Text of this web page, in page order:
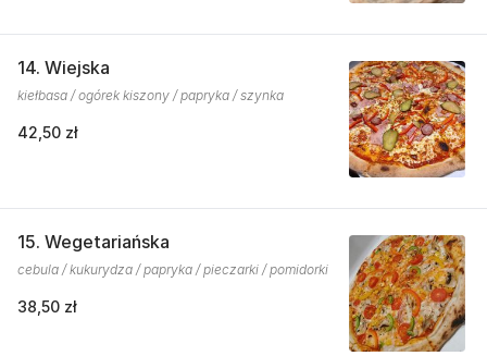
14. Wiejska
kiełbasa / ogórek kiszony / papryka / szynka
42,50 zł
15. Wegetariańska
cebula / kukurydza / papryka / pieczarki / pomidorki
38,50 zł